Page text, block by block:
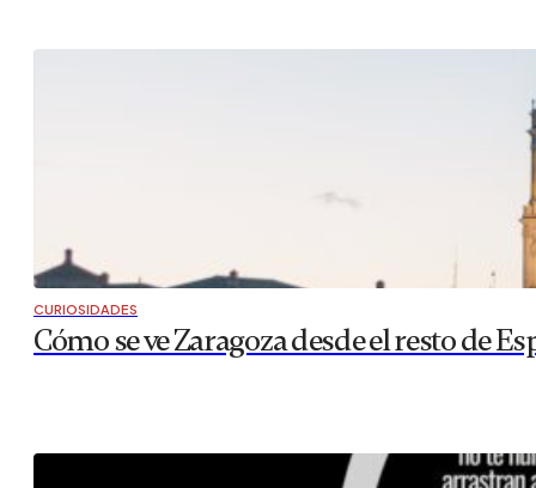
CURIOSIDADES
Cómo se ve Zaragoza desde el resto de